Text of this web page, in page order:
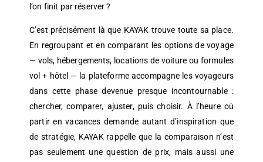
l’on finit par réserver ?
C’est précisément là que KAYAK trouve toute sa place.
En regroupant et en comparant les options de voyage
— vols, hébergements, locations de voiture ou formules
vol + hôtel — la plateforme accompagne les voyageurs
dans cette phase devenue presque incontournable :
chercher, comparer, ajuster, puis choisir. À l’heure où
partir en vacances demande autant d’inspiration que
de stratégie, KAYAK rappelle que la comparaison n’est
pas seulement une question de prix, mais aussi une